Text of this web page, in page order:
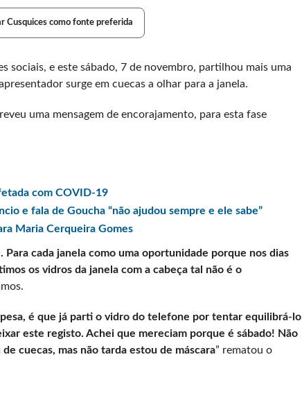
Cusquices como fonte preferida
sociais, e este sábado, 7 de novembro, partilhou mais uma
surge em cuecas a olhar para a janela.
uma mensagem de encorajamento, para esta fase
com COVID-19
e fala de Goucha “não ajudou sempre e ele sabe”
Maria Cerqueira Gomes
cada janela como uma oportunidade porque nos dias
os vidros da janela com a cabeça tal não é o
é que já parti o vidro do telefone por tentar equilibrá-lo
este registo. Achei que mereciam porque é sábado! Não
cuecas, mas não tarda estou de máscara” rematou o